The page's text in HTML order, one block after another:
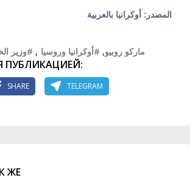
المصدر: أوكرانيا بالعربية
#ماركو روبيو, #أوكرانيا وروسيا , #وزير
ПУБЛИКАЦИЕЙ:
SHARE TELEGRAM
ЖЕ